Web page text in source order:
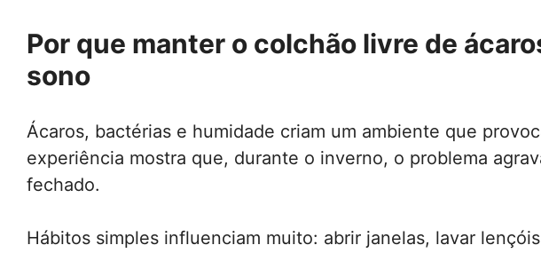
Por que manter o colchão livre de
sono
Ácaros, bactérias e humidade criam um ambiente que
experiência mostra que, durante o inverno, o problema
fechado.
Hábitos simples influenciam muito: abrir janelas, lavar